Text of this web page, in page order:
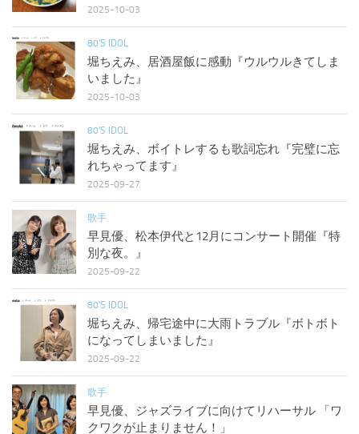
2025-10-03
80'S IDOL
堀ちえみ、居酒屋飯に感動『ウルウルきてしま
いました』
2025-10-03
80'S IDOL
堀ちえみ、ボイトレするも歌詞忘れ『完璧に忘
れちゃってます』
2025-09-27
歌手
早見優、松本伊代と12月にコンサート開催『特
別な夜。』
2025-09-22
80'S IDOL
堀ちえみ、帰宅途中に大雨トラブル『ボトボト
になってしまいました』
2025-09-22
歌手
早見優、ジャズライブに向けてリハーサル 「ワ
クワクが止まりません！」